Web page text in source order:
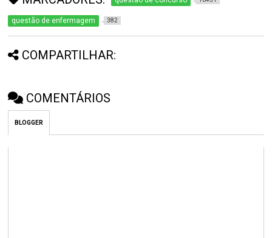
questão de enfermagem 382
COMPARTILHAR:
COMENTÁRIOS
BLOGGER